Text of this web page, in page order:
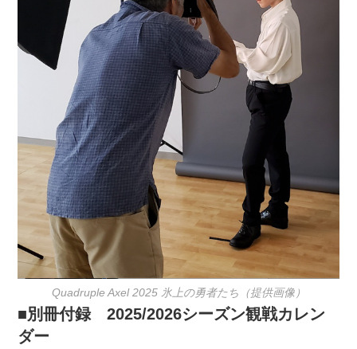
Quadruple Axel 2025 氷上の勇者たち（提供画像）
■別冊付録 2025/2026シーズン観戦カレン
ダー